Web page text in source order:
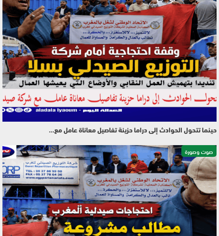
حينما تتحول الحوادث إلى دراما حزينة تفاصيل معاناة عامل مع…
صوت وصورة